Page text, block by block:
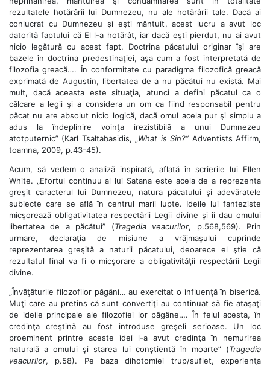
rezultatele hotărârii lui Dumnezeu, nu ale hotărârii tale. Dacă ai
conlucrat cu Dumnezeu şi eşti mântuit, acest lucru a avut loc
datorită faptului că El l-a hotărât, iar dacă eşti pierdut, nu ai avut
nicio legătură cu acest fapt. Doctrina păcatului originar îşi are
bazele în doctrina predestinaţiei, aşa cum a fost interpretată de
filozofia greacă…. În conformitate cu paradigma filozofică greacă
exprimată de Augustin, libertatea de a nu păcătui nu există. Mai
mult, dacă aceasta este situaţia, atunci a defini păcatul ca o
călcare a legii şi a considera un om ca fiind responsabil pentru
păcat nu are absolut nicio logică, dacă omul acela pur şi simplu a
adus la îndeplinire voinţa irezistibilă a unui Dumnezeu
atotputernic” (Karl Tsaltabasidis, „What is Sin?”Adventists Affirm,
toamna, 2009, p.43-45).
Acum, să vedem o analiză inspirată, aflată în scrierile lui Ellen
White. „Efortul continuu al lui Satana este acela de a reprezenta
greşit caracterul lui Dumnezeu, natura păcatului şi adevăratele
subiecte care se află în centrul marii lupte. Ideile lui fanteziste
micşorează obligativitatea respectării Legii divine şi îi dau omului
libertatea de a păcătui” (Tragedia veacurilor, p.568,569). Prin
urmare, declaraţia de misiune a vrăjmaşului cuprinde
reprezentarea greşită a naturii păcatului, deoarece el ştie că
rezultatul final va fi o micşorare a obligativităţii respectării Legii
divine.
„Învăţăturile filozofilor păgâni… au exercitat o influenţă în biserică.
Muţi care au pretins că sunt convertiţi au continuat să fie ataşaţi
de ideile principale ale filozofiei lor păgâne…. În felul acesta, în
credinţa creştină au fost introduse greşeli serioase. Un loc
proeminent printre aceste idei l-a avut credinţa în nemurirea
naturală a omului şi starea lui conştientă în moarte” (Tragedia
veacurilor, p.58). Pe baza dihotomiei trup/suflet, experienţa